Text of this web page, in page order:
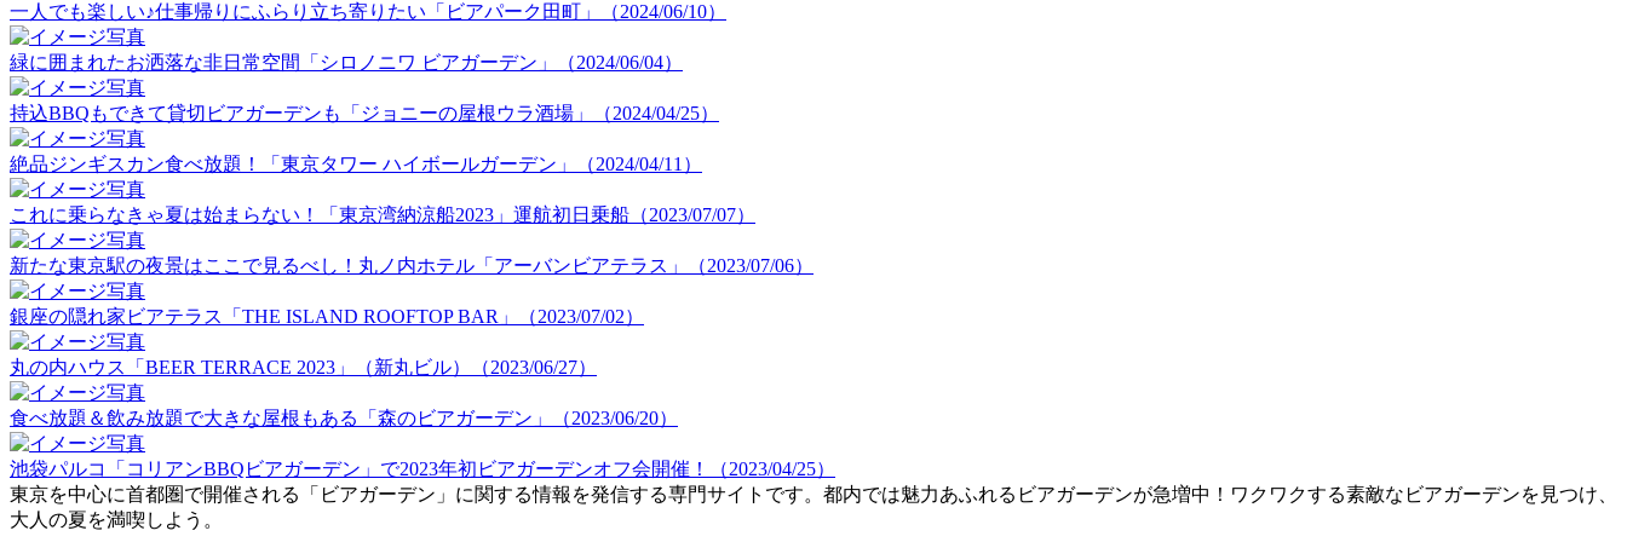
一人でも楽しい♪仕事帰りにふらり立ち寄りたい「ビアパーク田町」（2024/06/10）
緑に囲まれたお洒落な非日常空間「シロノニワ ビアガーデン」（2024/06/04）
持込BBQもできて貸切ビアガーデンも「ジョニーの屋根ウラ酒場」（2024/04/25）
絶品ジンギスカン食べ放題！「東京タワー ハイボールガーデン」（2024/04/11）
これに乗らなきゃ夏は始まらない！「東京湾納涼船2023」運航初日乗船（2023/07/07）
新たな東京駅の夜景はここで見るべし！丸ノ内ホテル「アーバンビアテラス」（2023/07/06）
銀座の隠れ家ビアテラス「THE ISLAND ROOFTOP BAR」（2023/07/02）
丸の内ハウス「BEER TERRACE 2023」（新丸ビル）（2023/06/27）
食べ放題＆飲み放題で大きな屋根もある「森のビアガーデン」（2023/06/20）
池袋パルコ「コリアンBBQビアガーデン」で2023年初ビアガーデンオフ会開催！（2023/04/25）
東京を中心に首都圏で開催される「ビアガーデン」に関する情報を発信する専門サイトです。都内では魅力あふれるビアガーデンが急増中！ワクワクする素敵なビアガーデンを見つけ、
大人の夏を満喫しよう。